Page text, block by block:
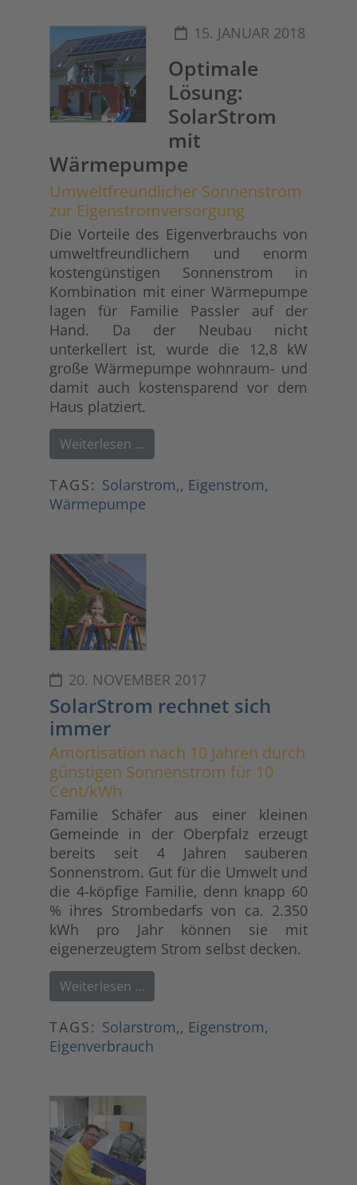
15. JANUAR 2018
Optimale
Lösung:
SolarStrom
mit
Wärmepumpe
Umweltfreundlicher Sonnenstrom
zur Eigenstromversorgung
Die Vorteile des Eigenverbrauchs von
umweltfreundlichem und enorm
kostengünstigen Sonnenstrom in
Kombination mit einer Wärmepumpe
lagen für Familie Passler auf der
Hand. Da der Neubau nicht
unterkellert ist, wurde die 12,8 kW
große Wärmepumpe wohnraum- und
damit auch kostensparend vor dem
Haus platziert.
Weiterlesen …
TAGS: Solarstrom,, Eigenstrom,
Wärmepumpe
20. NOVEMBER 2017
SolarStrom rechnet sich
immer
Amortisation nach 10 Jahren durch
günstigen Sonnenstrom für 10
Cent/kWh
Familie Schäfer aus einer kleinen
Gemeinde in der Oberpfalz erzeugt
bereits seit 4 Jahren sauberen
Sonnenstrom. Gut für die Umwelt und
die 4-köpfige Familie, denn knapp 60
% ihres Strombedarfs von ca. 2.350
kWh pro Jahr können sie mit
eigenerzeugtem Strom selbst decken.
Weiterlesen …
TAGS: Solarstrom,, Eigenstrom,
Eigenverbrauch